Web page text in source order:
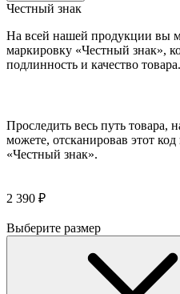
Честный знак
На всей нашей продукции вы
маркировку «Честный знак»,
подлинность и качество товара.
Проследить весь путь товара,
можете, отсканировав этот
«Честный знак».
2 390 ₽
Выберите размер